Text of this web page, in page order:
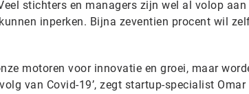
stichters en managers zijn wel al volop aan
inperken. Bijna zeventien procent wil
motoren voor innovatie en groei, maar
van Covid-19’, zegt startup-specialist Omar